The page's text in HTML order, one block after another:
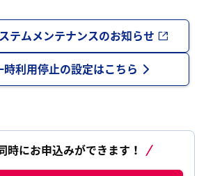
テムメンテナンスのお知らせ
時利用停止の設定はこちら
時にお申込みができます！